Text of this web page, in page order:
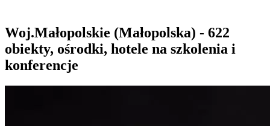
Woj.Małopolskie (Małopolska) - 622
obiekty, ośrodki, hotele na szkolenia i
konferencje